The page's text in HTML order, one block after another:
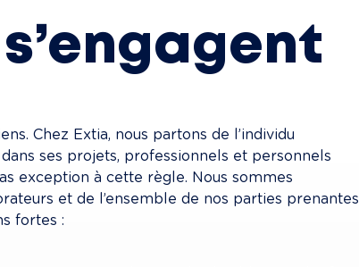
Chez Extia, nous partons de l’individu
ses projets, professionnels et personnels
exception à cette règle. Nous sommes
et de l’ensemble de nos parties prenantes
fortes :